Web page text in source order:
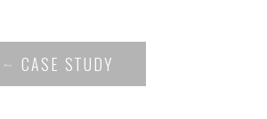
CASE STUDY